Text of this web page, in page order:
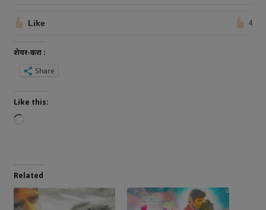
Like 4
शेयर-करा :
Share
Like this:
Related